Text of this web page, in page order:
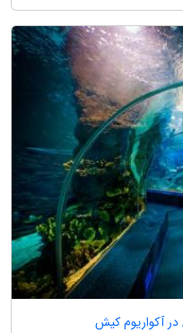
آکواریوم کیش